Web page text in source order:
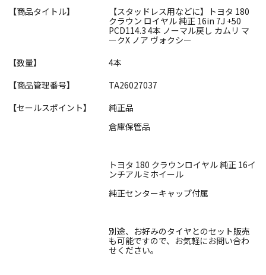
【商品タイトル】
【スタッドレス用などに】トヨタ 180
クラウン ロイヤル 純正 16in 7J +50
PCD114.3 4本 ノーマル戻し カムリ マ
ークX ノア ヴォクシー
【数量】
4本
【商品管理番号】
TA26027037
【セールスポイント】
純正品
倉庫保管品
トヨタ 180 クラウンロイヤル 純正 16イ
ンチアルミホイール
純正センターキャップ付属
別途、お好みのタイヤとのセット販売
も可能ですので、お気軽にお問い合わ
せください。